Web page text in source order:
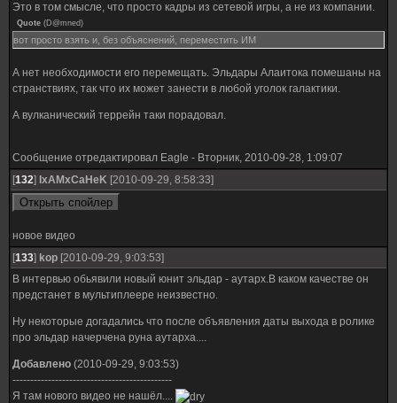
Это в том смысле, что просто кадры из сетевой игры, а не из компании.
Quote (D@mned)
вот просто взять и, без объяснений, переместить ИМ
А нет необходимости его перемещать. Эльдары Алаитока помешаны на
странствиях, так что их может занести в любой уголок галактики.
А вулканический террейн таки порадовал.
Сообщение отредактировал Eagle - Вторник, 2010-09-28, 1:09:07
[132] IxAMxCaHeK [2010-09-29, 8:58:33]
новое видео
[133] kop [2010-09-29, 9:03:53]
В интервью обьявили новый юнит эльдар - аутарх.В каком качестве он
предстанет в мультиплеере неизвестно.
Ну некоторые догадались что после объявления даты выхода в ролике
про эльдар начерчена руна аутарха....
Добавлено (2010-09-29, 9:03:53)
---------------------------------------------
Я там нового видео не нашёл....